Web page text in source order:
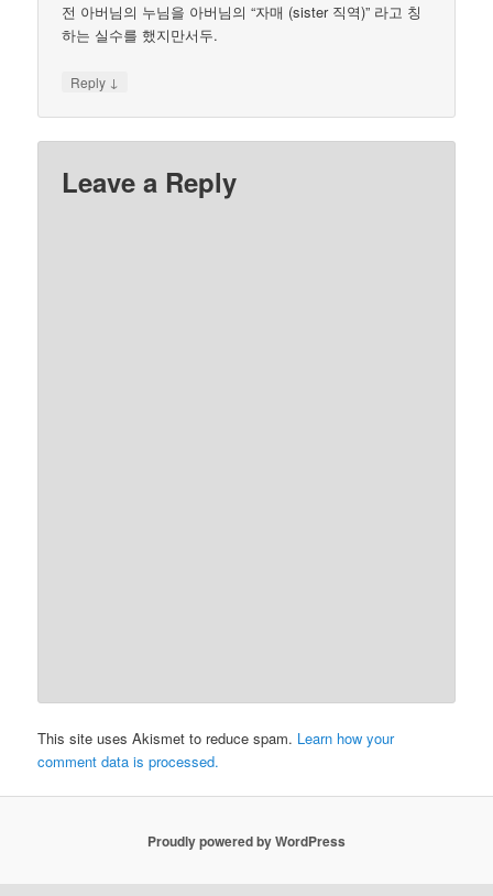
전 아버님의 누님을 아버님의 “자매 (sister 직역)” 라고 칭
하는 실수를 했지만서두.
Reply ↓
Leave a Reply
This site uses Akismet to reduce spam. Learn how your
comment data is processed.
Proudly powered by WordPress